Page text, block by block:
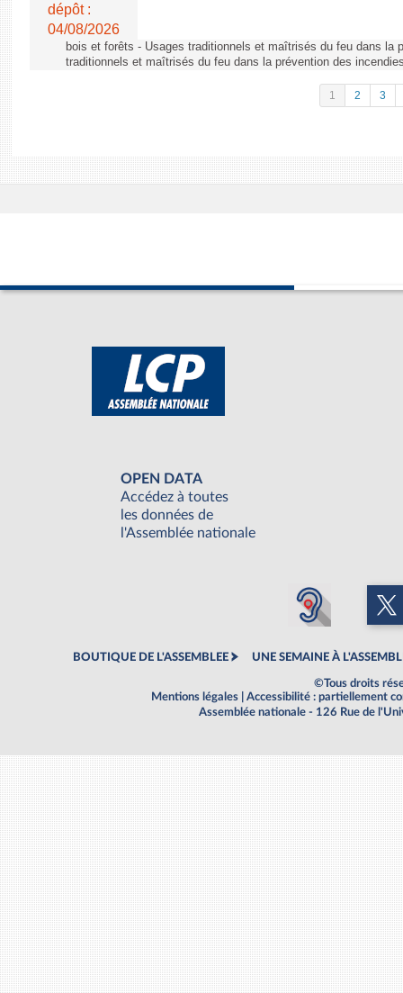
dépôt :
04/08/2026
bois et forêts - Usages traditionnels et maîtrisés du feu dans la
traditionnels et maîtrisés du feu dans la prévention des
1 2 3
OPEN DATA
Accédez à toutes
les données de
l'Assemblée nationale
BOUTIQUE DE L'ASSEMBLEE UNE SEMAINE À
©Tous droits
Mentions légales
Accessibilité : partiellement
Assemblée nationale - 126 Rue de